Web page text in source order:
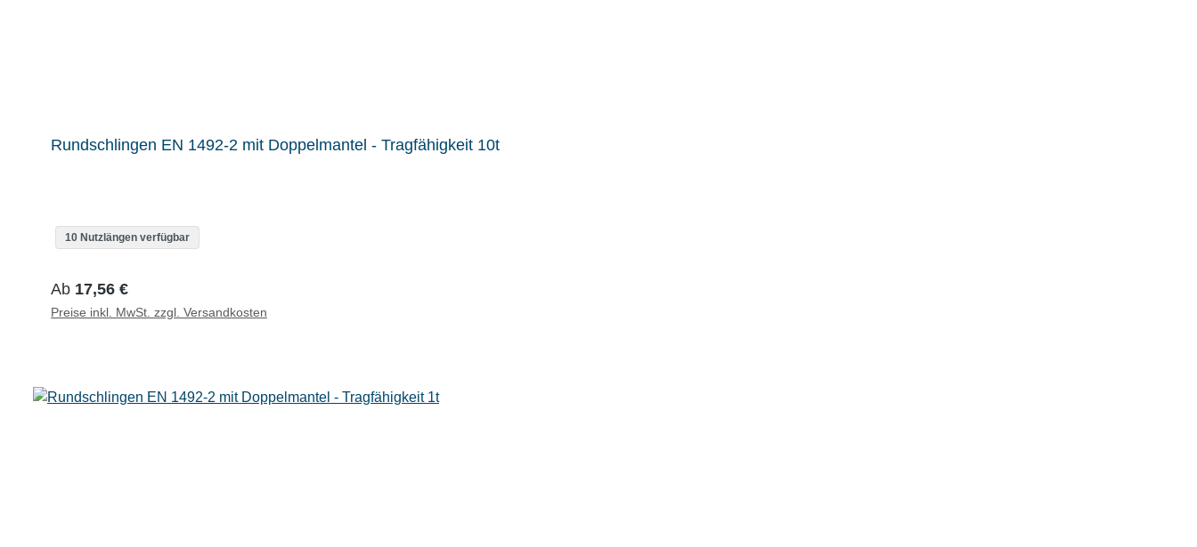
Rundschlingen EN 1492-2 mit Doppelmantel - Tragfähigkeit 10t
10 Nutzlängen verfügbar
Regulärer Preis:
Ab 17,56 €
Preise inkl. MwSt. zzgl. Versandkosten